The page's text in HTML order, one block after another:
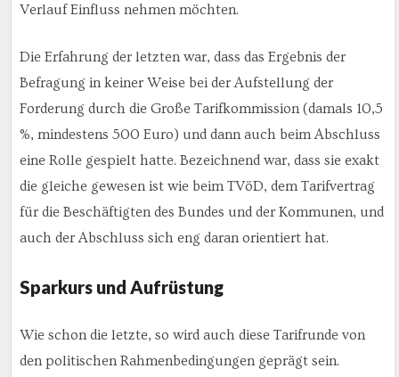
Verlauf Einfluss nehmen möchten.
Die Erfahrung der letzten war, dass das Ergebnis der
Befragung in keiner Weise bei der Aufstellung der
Forderung durch die Große Tarifkommission (damals 10,5
%, mindestens 500 Euro) und dann auch beim Abschluss
eine Rolle gespielt hatte. Bezeichnend war, dass sie exakt
die gleiche gewesen ist wie beim TVöD, dem Tarifvertrag
für die Beschäftigten des Bundes und der Kommunen, und
auch der Abschluss sich eng daran orientiert hat.
Sparkurs und Aufrüstung
Wie schon die letzte, so wird auch diese Tarifrunde von
den politischen Rahmenbedingungen geprägt sein.